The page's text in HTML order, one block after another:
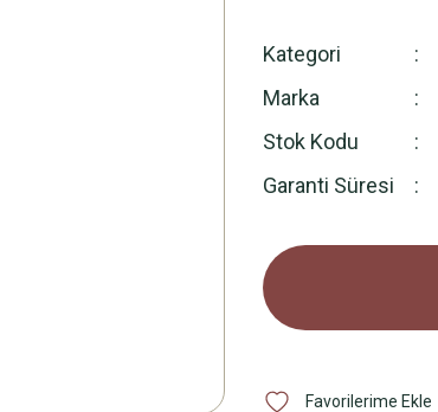
Kategori
Marka
Stok Kodu
Garanti Süresi